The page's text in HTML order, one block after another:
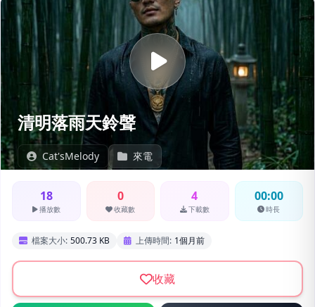
清明落雨天鈴聲
Cat'sMelody 來電
18
播放數
0
收藏數
4
下載數
00:00
時長
檔案大小: 500.73 KB 上傳時間: 1個月前
收藏